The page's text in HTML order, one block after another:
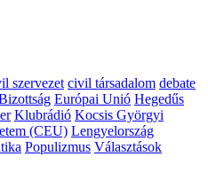
szervezet civil társadalom debate
Európai Unió Hegedűs
Klubrádió Kocsis Györgyi
(CEU) Lengyelország
Populizmus Választások